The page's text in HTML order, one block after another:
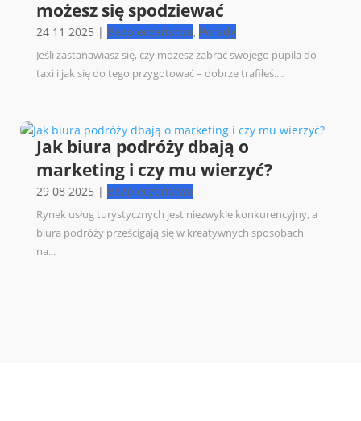
możesz się spodziewać
24 11 2025 | Bezpieczeństwo, Porady
Jeśli zastanawiasz się, czy możesz zabrać swojego pupila do
taxi i jak się do tego przygotować – dobrze trafiłeś....
Jak biura podróży dbają o
marketing i czy mu wierzyć?
29 08 2025 | Bezpieczeństwo
Rynek usług turystycznych jest niezwykle konkurencyjny, a
biura podróży prześcigają się w kreatywnych sposobach
na...